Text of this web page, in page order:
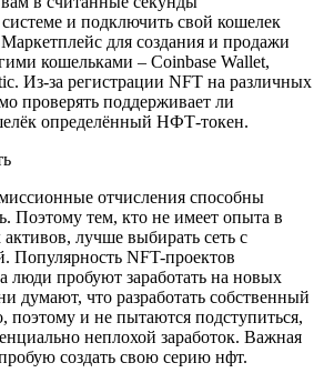
системе и подключить свой кошелек
для создания и продажи
кошельками – Coinbase Wallet,
Из-за регистрации NFT на различных
проверять поддерживает ли
определённый НФТ-токен.
отчисления способны
Поэтому тем, кто не имеет опыта в
лучше выбирать сеть с
Популярность NFT-проектов
люди пробуют заработать на новых
думают, что разработать собственный
и не пытаются подступиться,
неплохой заработок. Важная
создать свою серию нфт.